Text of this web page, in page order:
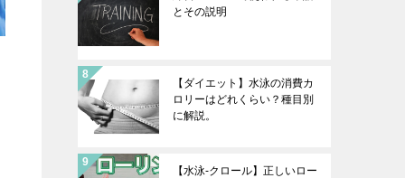
とその説明
【ダイエット】水泳の消費カ
ロリーはどれくらい？種目別
に解説。
【水泳-クロール】正しいロー